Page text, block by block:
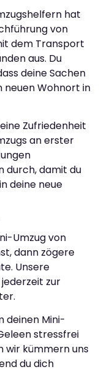
hat
von
dem Transport
aus. Du
deine Sachen
neuen Wohnort in
Zufriedenheit
an erster
durch, damit du
deine neue
Umzug von
dann zögere
Unsere
zur
deinen Mini-
stressfrei
wir kümmern uns
du dich